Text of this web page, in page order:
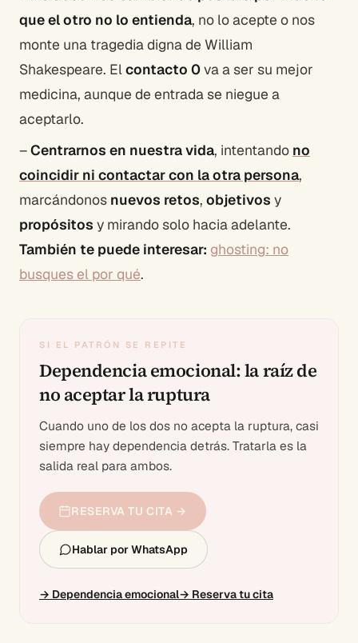
que el otro no lo entienda, no lo acepte o nos
monte una tragedia digna de William
Shakespeare. Elcontacto 0va a ser su mejor
medicina, aunque de entrada se niegue a
aceptarlo.
–Centrarnos en nuestra vida, intentando no
coincidir ni contactar con la otra persona,
marcándonos nuevos retos, objetivos y
propósitos y mirando solo hacia adelante.
También te puede interesar: ghosting: no
busques el por qué.
SI EL PATRÓN SE REPITE
Dependencia emocional: la raíz de
no aceptar la ruptura
Cuando uno de los dos no acepta la ruptura, casi
siempre hay dependencia detrás. Tratarla es la
salida real para ambos.
RESERVA TU CITA →
Hablar por WhatsApp
→ Dependencia emocional→ Reserva tu cita